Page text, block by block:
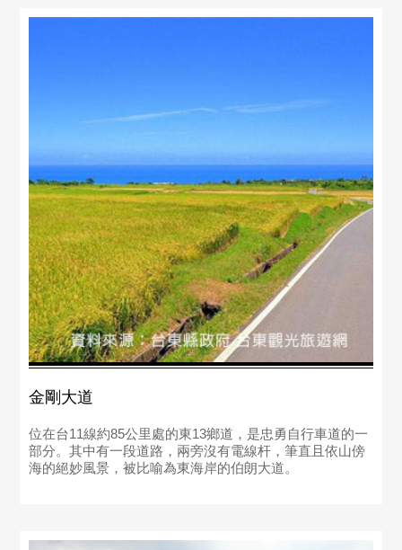
金剛大道
位在台11線約85公里處的東13鄉道，是忠勇自行車道的一
部分。其中有一段道路，兩旁沒有電線杆，筆直且依山傍
海的絕妙風景，被比喻為東海岸的伯朗大道。